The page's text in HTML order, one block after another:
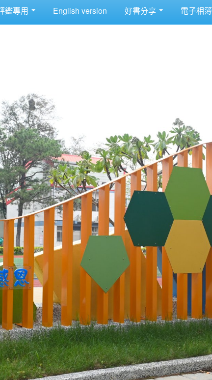
鑑專用 English version 好書分享 電子相簿